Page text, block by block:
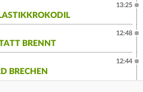
13:25
BRENNT
12:48
BRECHEN
12:44